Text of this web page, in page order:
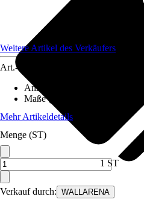
Verkauf durch: WALLARENA
Weitere Artikel des Verkäufers
Art.-Nr.
Anzahl der Teile
Maße (BxH)
Mehr Artikeldetails
Menge (ST)
1 ST